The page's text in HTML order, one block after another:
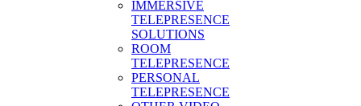
IMMERSIVE
TELEPRESENCE
SOLUTIONS
ROOM
TELEPRESENCE
PERSONAL
TELEPRESENCE